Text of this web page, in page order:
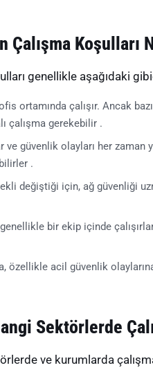
Koşulları
genellikle aşağıdaki
ortamında çalışır. Ancak
çalışma gerekebilir .
ve güvenlik olayları her
.
değiştiği için, ağ güvenliği
bir ekip içinde
özellikle acil güvenlik
Sektörlerde
ve kurumlarda